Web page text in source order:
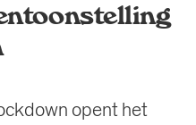
opent het